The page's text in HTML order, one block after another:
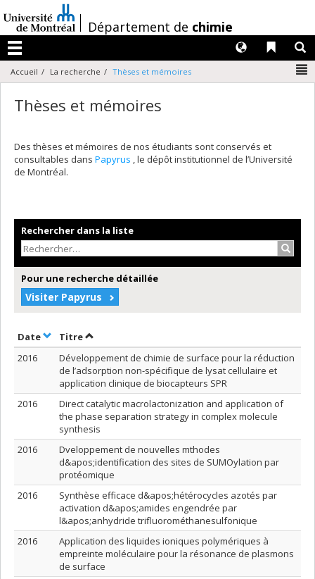
au
contenu
/Département de chimie
Menu
Liens
Langues
Accueil La recherche Thèses et mémoires
Thèses et mémoires
Des thèses et mémoires de nos étudiants sont conservés et
consultables dans Papyrus , le dépôt institutionnel de l’Université
de Montréal.
Rechercher dans la liste
Pour une recherche détaillée
Visiter Papyrus
DateTrier par date en ordre croissant
TitreTrier par titre en ordre croissant
2016
Développement de chimie de surface pour la réduction
de l’adsorption non-spécifique de lysat cellulaire et
application clinique de biocapteurs SPR
2016
Direct catalytic macrolactonization and application of
the phase separation strategy in complex molecule
synthesis
2016
Dveloppement de nouvelles mthodes
d&apos;identification des sites de SUMOylation par
protéomique
2016
Synthèse efficace d&apos;hétérocycles azotés par
activation d&apos;amides engendrée par
l&apos;anhydride trifluorométhanesulfonique
2016
Application des liquides ioniques polymériques à
empreinte moléculaire pour la résonance de plasmons
de surface